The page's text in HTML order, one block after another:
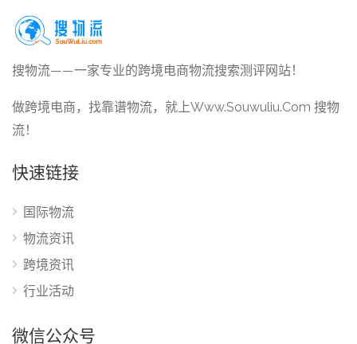
搜物流——一家专业的跨境电商物流搜索测评网站！
做跨境电商，找靠谱物流，就上Www.Souwuliu.Com 搜物
流！
快速链接
国际物流
物流资讯
跨境资讯
行业活动
微信公众号